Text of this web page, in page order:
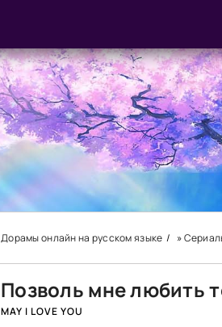
Дорамы онлайн на русском языке »
Позволь мне любить
MAY I LOVE YOU